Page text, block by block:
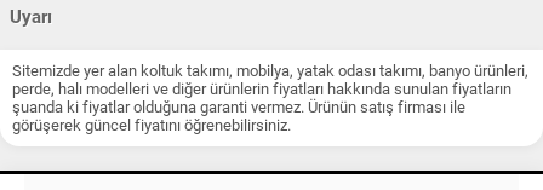
Uyarı
Sitemizde yer alan koltuk takımı, mobilya, yatak odası takımı, banyo ürünleri,
perde, halı modelleri ve diğer ürünlerin fiyatları hakkında sunulan fiyatların
şuanda ki fiyatlar olduğuna garanti vermez. Ürünün satış firması ile
görüşerek güncel fiyatını öğrenebilirsiniz.